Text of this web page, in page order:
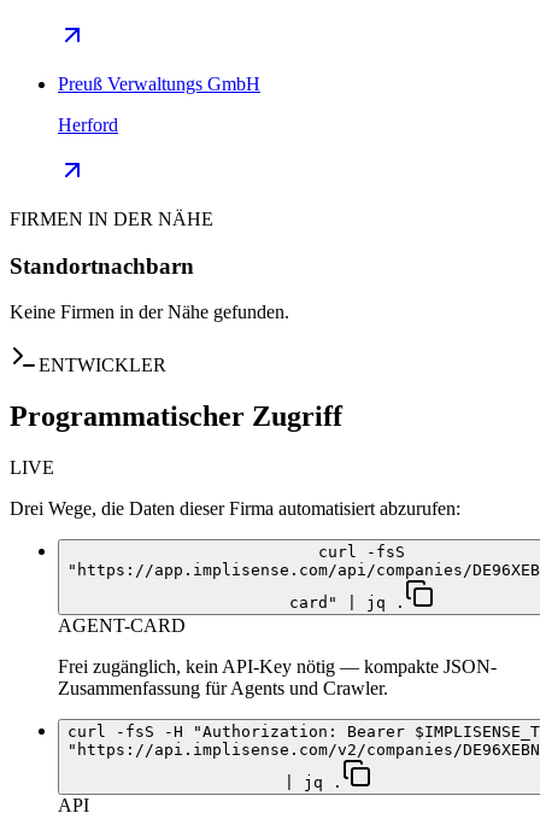
Preuß Verwaltungs GmbH
Herford
FIRMEN IN DER NÄHE
Standortnachbarn
Keine Firmen in der Nähe gefunden.
ENTWICKLER
Programmatischer Zugriff
LIVE
Drei Wege, die Daten dieser Firma automatisiert abzurufen:
curl -fsS
"https://app.implisense.com/api/companies/
card" | jq .
AGENT-CARD
Frei zugänglich, kein API-Key nötig — kompakte JSON-
Zusammenfassung für Agents und Crawler.
curl -fsS -H "Authorization: Bearer
"https://api.implisense.com/v2/companies/
| jq .
API